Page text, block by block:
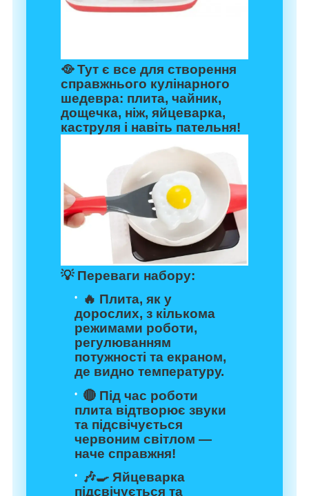
🥘 Тут є все для створення
справжнього кулінарного
шедевра: плита, чайник,
дощечка, ніж, яйцеварка,
каструля і навіть пательня!
💡 Переваги набору:
🔥 Плита, як у
дорослих, з кількома
режимами роботи,
регулюванням
потужності та екраном,
де видно температуру.
🔴 Під час роботи
плита відтворює звуки
та підсвічується
червоним світлом —
наче справжня!
🎶🍳 Яйцеварка
підсвічується та